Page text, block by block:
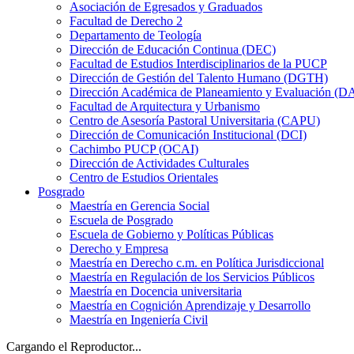
Asociación de Egresados y Graduados
Facultad de Derecho 2
Departamento de Teología
Dirección de Educación Continua (DEC)
Facultad de Estudios Interdisciplinarios de la PUCP
Dirección de Gestión del Talento Humano (DGTH)
Dirección Académica de Planeamiento y Evaluación
Facultad de Arquitectura y Urbanismo
Centro de Asesoría Pastoral Universitaria (CAPU)
Dirección de Comunicación Institucional (DCI)
Cachimbo PUCP (OCAI)
Dirección de Actividades Culturales
Centro de Estudios Orientales
Posgrado
Maestría en Gerencia Social
Escuela de Posgrado
Escuela de Gobierno y Políticas Públicas
Derecho y Empresa
Maestría en Derecho c.m. en Política Jurisdiccional
Maestría en Regulación de los Servicios Públicos
Maestría en Docencia universitaria
Maestría en Cognición Aprendizaje y Desarrollo
Maestría en Ingeniería Civil
Cargando el Reproductor...